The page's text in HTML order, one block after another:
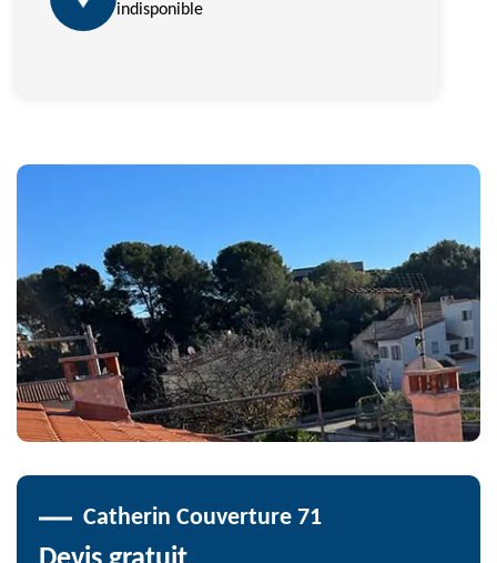
indisponible
Catherin Couverture 71